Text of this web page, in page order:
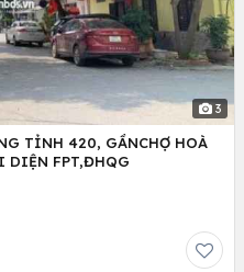
3
TỈNH 420, GẦNCHỢ HOÀ
DIỆN FPT,ĐHQG